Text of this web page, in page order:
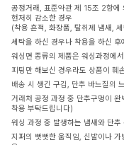
공정거래, 표준약관 제 15조 2항에
현저히 감소한 경우
(착용 흔적, 화장품, 탈취제 냄새,
세탁을 하신 경우나 착용을 하신
워싱면 종류의 제품은 워싱과정에
피팅만 해보신 경우라도 상품이 훼
배송 시 생긴 구김, 단추 바느질의
거래처 공정 과정 중 단추구멍이
착용 부탁드립니다)
워싱 과정 중 발생하는 냄새와 단
지퍼의 뻣뻣한 움직임, 신발이나